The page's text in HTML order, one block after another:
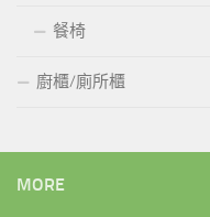
餐椅
廚櫃/廁所櫃
MORE